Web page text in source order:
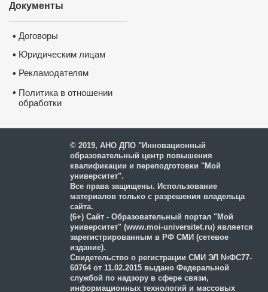
Документы
• Договоры
• Юридическим лицам
• Рекламодателям
• Политика в отношении
обработки
© 2019, АНО ДПО "Инновационный
образовательный центр повышения
квалификации и переподготовки "Мой
университет".
Все права защищены. Использование
материалов только с разрешения владельца
сайта.
(6+) Сайт - Образовательный портал "Мой
университет" (www.moi-universitet.ru) является
зарегистрированным в РФ СМИ (сетевое
издание).
Свидетельство о регистрации СМИ ЭЛ №ФС77-
60764 от 11.02.2015 выдано Федеральной
службой по надзору в сфере связи,
информационных технологий и массовых